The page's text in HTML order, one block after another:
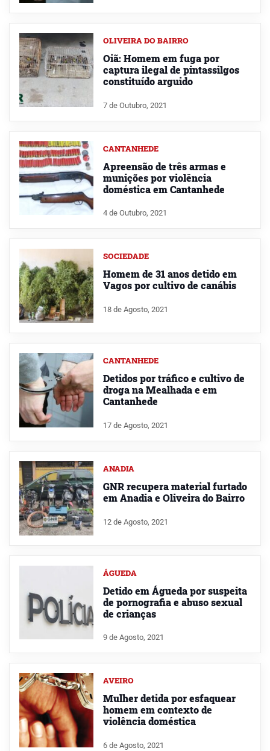
OLIVEIRA DO BAIRRO
Oiã: Homem em fuga por
captura ilegal de pintassilgos
constituído arguido
7 de Outubro, 2021
CANTANHEDE
Apreensão de três armas e
munições por violência
doméstica em Cantanhede
4 de Outubro, 2021
SOCIEDADE
Homem de 31 anos detido em
Vagos por cultivo de canábis
18 de Agosto, 2021
CANTANHEDE
Detidos por tráfico e cultivo de
droga na Mealhada e em
Cantanhede
17 de Agosto, 2021
ANADIA
GNR recupera material furtado
em Anadia e Oliveira do Bairro
12 de Agosto, 2021
ÁGUEDA
Detido em Águeda por suspeita
de pornografia e abuso sexual
de crianças
9 de Agosto, 2021
AVEIRO
Mulher detida por esfaquear
homem em contexto de
violência doméstica
6 de Agosto, 2021